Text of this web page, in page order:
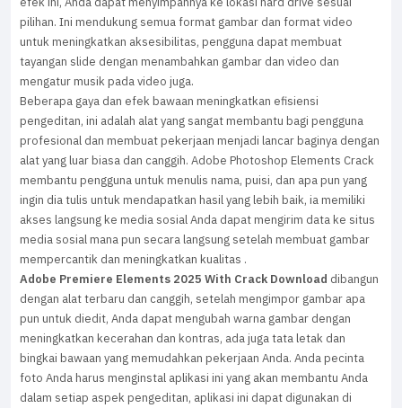
pilihan. Ini mendukung semua format gambar dan format video
untuk meningkatkan aksesibilitas, pengguna dapat membuat
tayangan slide dengan menambahkan gambar dan video dan
mengatur musik pada video juga.
Beberapa gaya dan efek bawaan meningkatkan efisiensi
pengeditan, ini adalah alat yang sangat membantu bagi pengguna
profesional dan membuat pekerjaan menjadi lancar baginya dengan
alat yang luar biasa dan canggih. Adobe Photoshop Elements Crack
membantu pengguna untuk menulis nama, puisi, dan apa pun yang
ingin dia tulis untuk mendapatkan hasil yang lebih baik, ia memiliki
akses langsung ke media sosial Anda dapat mengirim data ke situs
media sosial mana pun secara langsung setelah membuat gambar
mempercantik dan meningkatkan kualitas .
Adobe Premiere Elements 2025 With Crack Download dibangun
dengan alat terbaru dan canggih, setelah mengimpor gambar apa
pun untuk diedit, Anda dapat mengubah warna gambar dengan
meningkatkan kecerahan dan kontras, ada juga tata letak dan
bingkai bawaan yang memudahkan pekerjaan Anda. Anda pecinta
foto Anda harus menginstal aplikasi ini yang akan membantu Anda
dalam setiap aspek pengeditan, aplikasi ini dapat digunakan di